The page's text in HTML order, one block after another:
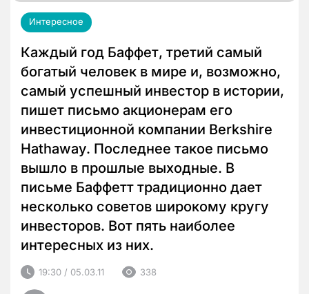
Интересное
Каждый год Баффет, третий самый
богатый человек в мире и, возможно,
самый успешный инвестор в истории,
пишет письмо акционерам его
инвестиционной компании Berkshire
Hathaway. Последнее такое письмо
вышло в прошлые выходные. В
письме Баффетт традиционно дает
несколько советов широкому кругу
инвесторов. Вот пять наиболее
интересных из них.
19:30 / 05.03.11 338